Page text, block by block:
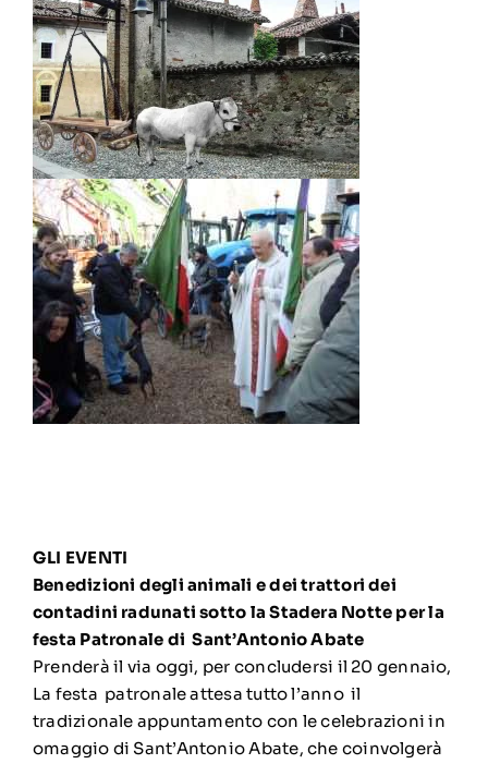
GLI EVENTI
Benedizioni degli animali e dei trattori dei
contadini radunati sotto la Stadera Notte per la
festa Patronale di Sant’Antonio Abate
Prenderà il via oggi, per concludersi il 20 gennaio,
La festa patronale attesa tutto l’anno il
tradizionale appuntamento con le celebrazioni in
omaggio di Sant’Antonio Abate, che coinvolgerà